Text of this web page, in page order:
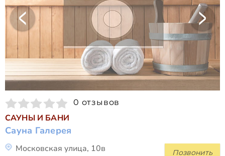
0 отзывов
САУНЫ И БАНИ
Сауна Галерея
Позвонить
Московская улица, 10в